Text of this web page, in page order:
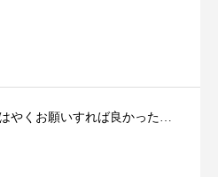
やくお願いすれば良かった…